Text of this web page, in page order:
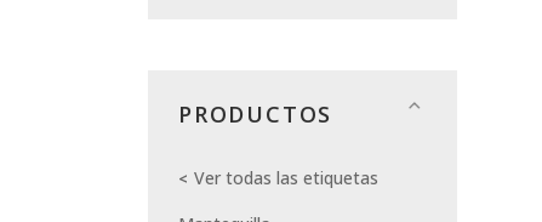
PRODUCTOS
Ver todas las etiquetas